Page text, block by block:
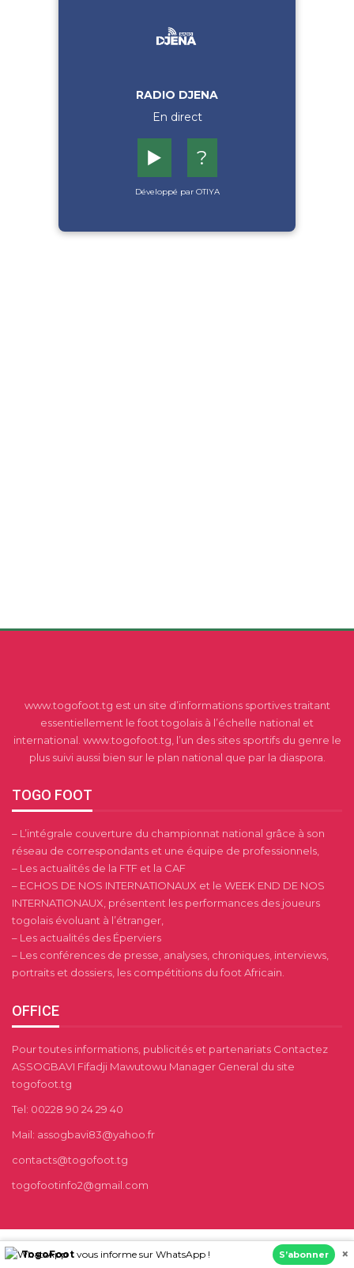
RADIO DJENA
En direct
▶️ ?
Développé par OTIYA
www.togofoot.tg est un site d’informations sportives traitant
essentiellement le foot togolais à l’échelle national et
international. www.togofoot.tg, l’un des sites sportifs du genre le
plus suivi aussi bien sur le plan national que par la diaspora.
TOGO FOOT
– L’intégrale couverture du championnat national grâce à son
réseau de correspondants et une équipe de professionnels,
– Les actualités de la FTF et la CAF
– ECHOS DE NOS INTERNATIONAUX et le WEEK END DE NOS
INTERNATIONAUX, présentent les performances des joueurs
togolais évoluant à l’étranger,
– Les actualités des Éperviers
– Les conférences de presse, analyses, chroniques, interviews,
portraits et dossiers, les compétitions du foot Africain.
OFFICE
Pour toutes informations, publicités et partenariats Contactez
ASSOGBAVI Fifadji Mawutowu Manager General du site
togofoot.tg
Tel: 00228 90 24 29 40
Mail: assogbavi83@yahoo.fr
contacts@togofoot.tg
togofootinfo2@gmail.com
TogoFoot vous informe sur WhatsApp ! S’abonner ×